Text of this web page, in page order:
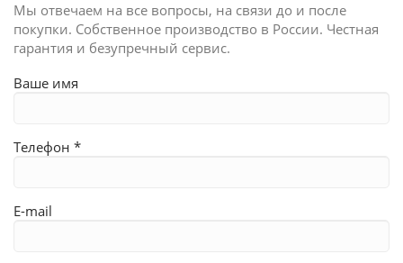
Мы отвечаем на все вопросы, на связи до и после
покупки. Собственное производство в России. Честная
гарантия и безупречный сервис.
Ваше имя
Телефон *
E-mail